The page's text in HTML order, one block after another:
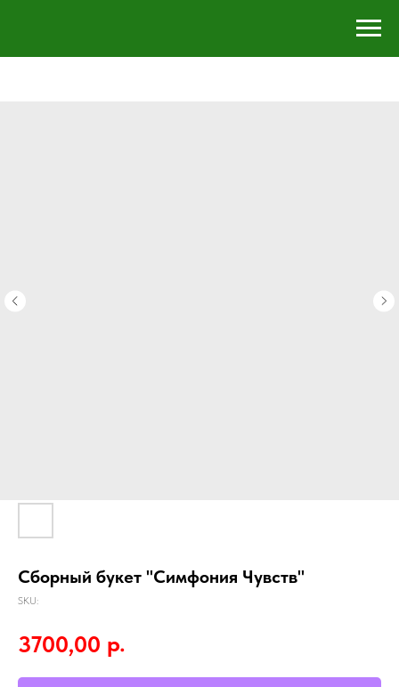
Сборный букет "Симфония Чувств"
SKU:
3700,00 р.